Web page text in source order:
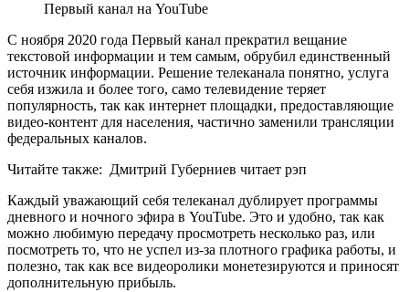
Первый канал на YouTube
С ноября 2020 года Первый канал прекратил вещание
текстовой информации и тем самым, обрубил единственный
источник информации. Решение телеканала понятно, услуга
себя изжила и более того, само телевидение теряет
популярность, так как интернет площадки, предоставляющие
видео-контент для населения, частично заменили трансляции
федеральных каналов.
Читайте также: Дмитрий Губерниев читает рэп
Каждый уважающий себя телеканал дублирует программы
дневного и ночного эфира в YouTube. Это и удобно, так как
можно любимую передачу просмотреть несколько раз, или
посмотреть то, что не успел из-за плотного графика работы, и
полезно, так как все видеоролики монетезируются и приносят
дополнительную прибыль.